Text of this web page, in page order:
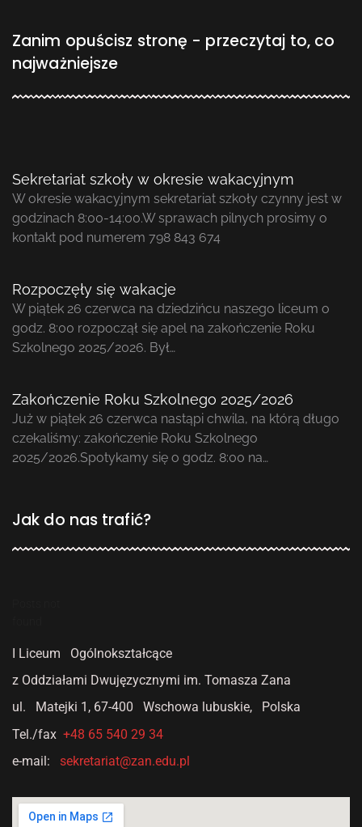
Zanim opuścisz stronę - przeczytaj to, co
najważniejsze
Sekretariat szkoły w okresie wakacyjnym
W okresie wakacyjnym sekretariat szkoły czynny jest w
godzinach 8:00-14:00.W sprawach pilnych prosimy o
kontakt pod numerem 798 843 674
Rozpoczęły się wakacje
W piątek 26 czerwca na dziedzińcu naszego liceum o
godz. 8:00 rozpoczął się apel na zakończenie Roku
Szkolnego 2025/2026. Był…
Zakończenie Roku Szkolnego 2025/2026
Już w piątek 26 czerwca nastąpi chwila, na którą długo
czekaliśmy: zakończenie Roku Szkolnego
2025/2026.Spotykamy się o godz. 8:00 na…
Jak do nas trafić?
I Liceum Ogólnokształcące
z Oddziałami Dwujęzycznymi im. Tomasza Zana
ul. Matejki 1, 67-400 Wschowa lubuskie, Polska
Tel./fax +48 65 540 29 34
e-mail: sekretariat@zan.edu.pl